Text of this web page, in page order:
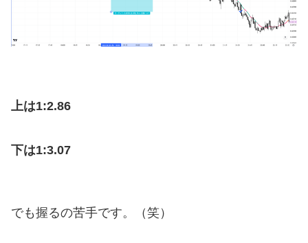
上は1:2.86
下は1:3.07
でも握るの苦手です。（笑）